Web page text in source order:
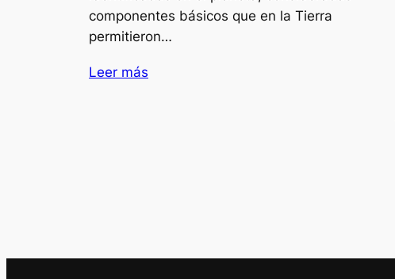
componentes básicos que en la Tierra
permitieron…
Leer más